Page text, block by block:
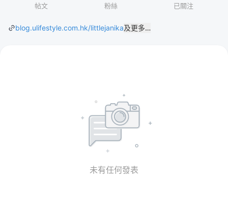
帖文 粉絲 已關注
blog.ulifestyle.com.hk/littlejanika及更多…
未有任何發表